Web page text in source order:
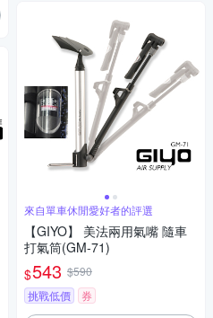
來自單車休閒愛好者的評選
【GIYO】 美法兩用氣嘴 隨車
打氣筒(GM-71)
$543 $590
挑戰低價
券